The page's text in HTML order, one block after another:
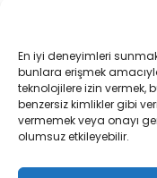
En iyi deneyimleri
bunlara erişmek
teknolojilere izin vermek,
benzersiz kimlikler gibi
vermemek veya onayı
olumsuz etkileyebilir.
Takip ve dinleme
ardından
şüphelilerden S.S.
ilçesinde, İ.E.
diğer şüpheliler
sürüklenen çocuk